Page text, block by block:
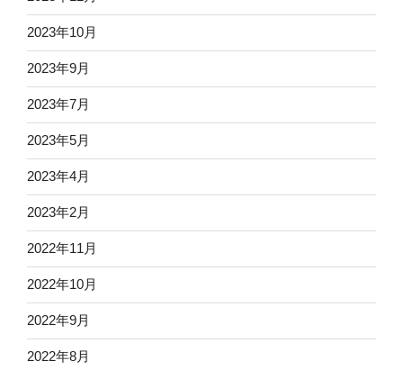
2023年10月
2023年9月
2023年7月
2023年5月
2023年4月
2023年2月
2022年11月
2022年10月
2022年9月
2022年8月